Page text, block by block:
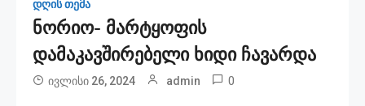
დღის თემა
ნორიო- მარტყოფის
დამაკავშირებელი ხიდი ჩავარდა
ივლისი 26, 2024 admin 0